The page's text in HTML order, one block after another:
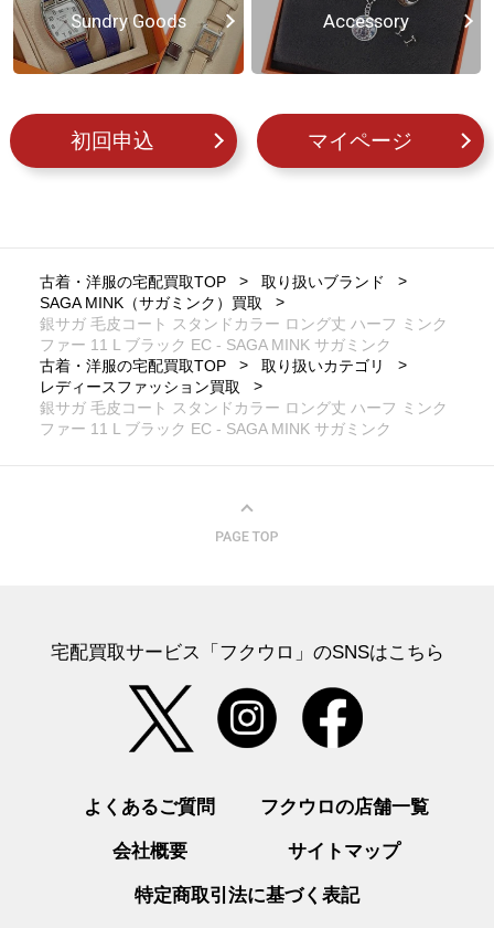
Sundry Goods Accessory
初回申込 マイページ
古着・洋服の宅配買取TOP
取り扱いブランド
SAGA MINK（サガミンク）買取
銀サガ 毛皮コート スタンドカラー ロング丈 ハーフ ミンク
ファー 11 L ブラック EC - SAGA MINK サガミンク
古着・洋服の宅配買取TOP
取り扱いカテゴリ
レディースファッション買取
銀サガ 毛皮コート スタンドカラー ロング丈 ハーフ ミンク
ファー 11 L ブラック EC - SAGA MINK サガミンク
宅配買取サービス「フクウロ」のSNSはこちら
よくあるご質問 フクウロの店舗一覧
会社概要 サイトマップ
特定商取引法に基づく表記